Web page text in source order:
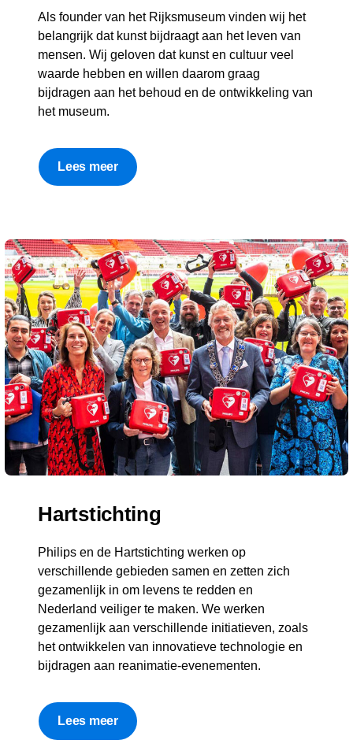
Als founder van het Rijksmuseum vinden wij het
belangrijk dat kunst bijdraagt aan het leven van
mensen. Wij geloven dat kunst en cultuur veel
waarde hebben en willen daarom graag
bijdragen aan het behoud en de ontwikkeling van
het museum.
Lees meer
Hartstichting
Philips en de Hartstichting werken op
verschillende gebieden samen en zetten zich
gezamenlijk in om levens te redden en
Nederland veiliger te maken. We werken
gezamenlijk aan verschillende initiatieven, zoals
het ontwikkelen van innovatieve technologie en
bijdragen aan reanimatie-evenementen.
Lees meer